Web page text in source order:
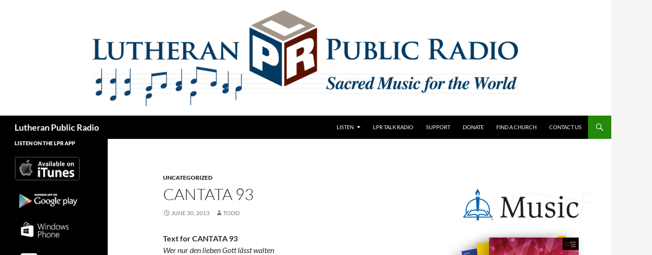
Lutheran Public Radio LISTEN LPR TALK RADIO SUPPORT DONATE FIND A CHURCH CONTACT US
UNCATEGORIZED
CANTATA 93
JUNE 30, 2013 TODD
Text for CANTATA 93
Wer nur den lieben Gott lässt walten
LISTEN ON THE LPR APP